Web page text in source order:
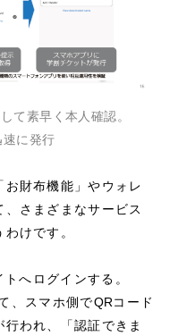
素早く本人確認。
に発行
財布機能」やウォレ
さまざまなサービス
けです。
トへログインする。
、スマホ側でQRコード
われ、「認証できま